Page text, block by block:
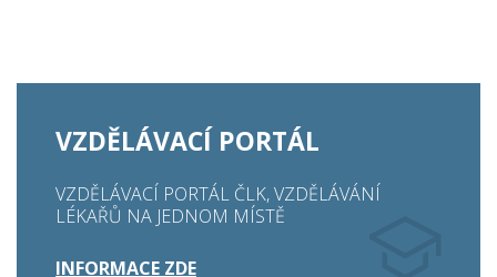
VZDĚLÁVACÍ PORTÁL
VZDĚLÁVACÍ PORTÁL ČLK, VZDĚLÁVÁNÍ
LÉKAŘŮ NA JEDNOM MÍSTĚ
INFORMACE ZDE